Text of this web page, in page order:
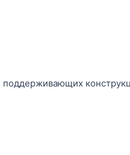
поддерживающих